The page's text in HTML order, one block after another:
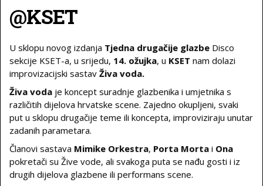
@KSET
U sklopu novog izdanja Tjedna drugačije glazbe Disco
sekcije KSET-a, u srijedu, 14. ožujka, u KSET nam dolazi
improvizacijski sastav Živa voda.
Živa voda je koncept suradnje glazbenika i umjetnika s
različitih dijelova hrvatske scene. Zajedno okupljeni, svaki
put u sklopu drugačije teme ili koncepta, improviziraju unutar
zadanih parametara.
Članovi sastava Mimike Orkestra, Porta Morta i Ona
pokretači su Žive vode, ali svakoga puta se nađu gosti i iz
drugih dijelova glazbene ili performans scene.